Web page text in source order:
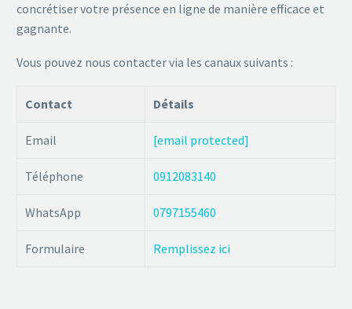
concrétiser votre présence en ligne de manière efficace et
gagnante.
Vous pouvez nous contacter via les canaux suivants :
Contact Détails
Email [email protected]
Téléphone 0912083140
WhatsApp 0797155460
Formulaire Remplissez ici